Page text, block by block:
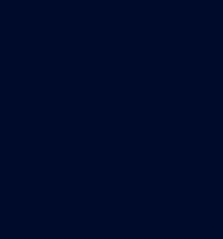
تائیوان